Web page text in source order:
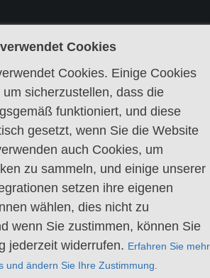
Cookies
Cookies. Einige Cookies
sicherzustellen, dass die
funktioniert, und diese
gesetzt, wenn Sie die Website
auch Cookies, um
zu sammeln, und einige unserer
setzen ihre eigenen
wählen, dies nicht zu
wenn Sie zustimmen, können Sie
jederzeit widerrufen. Erfahren Sie mehr
und ändern Sie Ihre Zustimmung.